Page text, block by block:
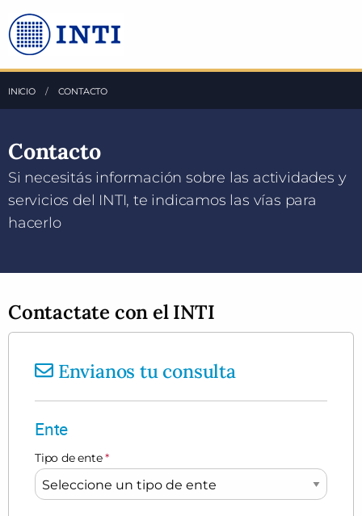
Saltea al Contenido principal
INICIO ACTUAL:
CONTACTO
Contacto
Si necesitás información sobre las actividades y
servicios del INTI, te indicamos las vías para
hacerlo
Contactate con el INTI
Envianos tu consulta
Ente
Tipo de ente*